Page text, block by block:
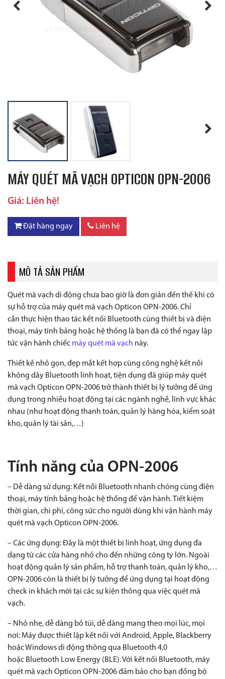
Previous
MÁY QUÉT MÃ VẠCH OPTICON OPN-2006
Giá: Liên hệ!
Đặt hàng ngay Liên hệ
MÔ TẢ SẢN PHẨM
Quét mã vạch di động chưa bao giờ là đơn giản đến thế khi có
sự hỗ trợ của máy quét mã vạch Opticon OPN-2006. Chỉ
cần thực hiện thao tác kết nối Bluetooth cùng thiết bị và điện
thoại, máy tính bảng hoặc hệ thống là bạn đã có thể ngay lập
tức vận hành chiếc máy quét mã vạch này.
Thiết kế nhỏ gọn, đẹp mắt kết hợp cùng công nghệ kết nối
không dây Bluetooth linh hoạt, tiện dụng đã giúp máy quét
mã vạch Opticon OPN-2006 trở thành thiết bị lý tưởng để ứng
dụng trong nhiều hoạt động tại các ngành nghề, lĩnh vực khác
nhau (như hoạt động thanh toán, quản lý hàng hóa, kiểm soát
kho, quản lý tài sản,…)
Tính năng của OPN-2006
– Dễ dàng sử dụng: Kết nối Bluetooth nhanh chóng cùng điện
thoại, máy tính bảng hoặc hệ thống để vận hành. Tiết kiệm
thời gian, chi phí, công sức cho người dùng khi vận hành máy
quét mã vạch Opticon OPN-2006.
– Các ứng dụng: Đây là một thiết bị linh hoạt, ứng dụng đa
dạng từ các cửa hàng nhỏ cho đến những công ty lớn. Ngoài
hoạt động quản lý sản phẩm, hỗ trợ thanh toán, quản lý kho,…
OPN-2006 còn là thiết bị lý tưởng để ứng dụng tại hoạt động
check in khách mời tại các sự kiện thông qua việc quét mã
vạch.
– Nhỏ nhẹ, dễ dàng bỏ túi, dễ dàng mang theo mọi lúc, mọi
nơi: Máy được thiết lập kết nối với Android, Apple, Blackberry
hoặc Windows di động thông qua Bluetooth 4.0
hoặc Bluetooth Low Energy (BLE). Với kết nối Bluetooth, máy
quét mã vạch Opticon OPN-2006 đảm bảo cho bạn đồng bộ